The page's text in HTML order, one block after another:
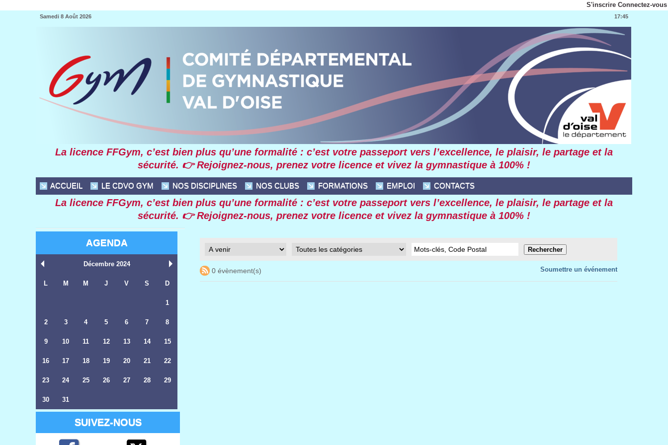
Connectez-vous
S'inscrire
Samedi 8 Août 2026 17:45
La licence FFGym, c’est bien plus qu’une formalité : c’est votre passeport vers l’excellence, le plaisir, le partage et la
sécurité. 👉 Rejoignez-nous, prenez votre licence et vivez la gymnastique à 100% !
ACCUEIL LE CDVO GYM NOS DISCIPLINES NOS CLUBS FORMATIONS EMPLOI CONTACTS
La licence FFGym, c’est bien plus qu’une formalité : c’est votre passeport vers l’excellence, le plaisir, le partage et la
sécurité. 👉 Rejoignez-nous, prenez votre licence et vivez la gymnastique à 100% !
AGENDA
Décembre 2024
L M M J V S D
1
2 3 4 5 6 7 8
9 10 11 12 13 14 15
16 17 18 19 20 21 22
23 24 25 26 27 28 29
30 31
SUIVEZ-NOUS
0 évènement(s) Soumettre un événement